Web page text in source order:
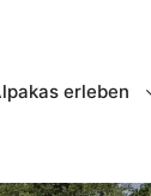
erleben